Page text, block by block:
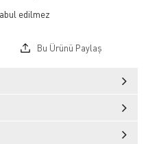
Bu Ürünü Paylaş